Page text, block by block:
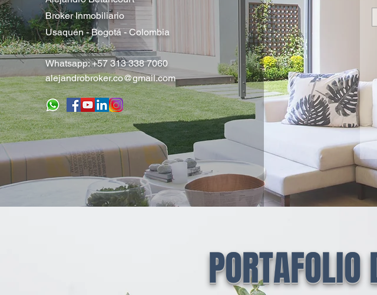
Broker Inmobiliario
Usaquén - Bogotá - Colombia
Whatsapp: +57 313 338 7060
alejandrobroker.co@gmail.com
PORTAFOLIO